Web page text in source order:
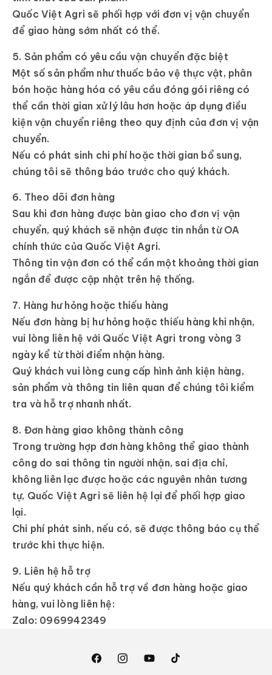
Quốc Việt Agri sẽ phối hợp với đơn vị vận chuyển
để giao hàng sớm nhất có thể.
5. Sản phẩm có yêu cầu vận chuyển đặc biệt
Một số sản phẩm như thuốc bảo vệ thực vật, phân
bón hoặc hàng hóa có yêu cầu đóng gói riêng có
thể cần thời gian xử lý lâu hơn hoặc áp dụng điều
kiện vận chuyển riêng theo quy định của đơn vị vận
chuyển.
Nếu có phát sinh chi phí hoặc thời gian bổ sung,
chúng tôi sẽ thông báo trước cho quý khách.
6. Theo dõi đơn hàng
Sau khi đơn hàng được bàn giao cho đơn vị vận
chuyển, quý khách sẽ nhận được tin nhắn từ OA
chính thức của Quốc Việt Agri.
Thông tin vận đơn có thể cần một khoảng thời gian
ngắn để được cập nhật trên hệ thống.
7. Hàng hư hỏng hoặc thiếu hàng
Nếu đơn hàng bị hư hỏng hoặc thiếu hàng khi nhận,
vui lòng liên hệ với Quốc Việt Agri trong vòng 3
ngàykể từ thời điểm nhận hàng.
Quý khách vui lòng cung cấp hình ảnh kiện hàng,
sản phẩm và thông tin liên quan để chúng tôi kiểm
tra và hỗ trợ nhanh nhất.
8. Đơn hàng giao không thành công
Trong trường hợp đơn hàng không thể giao thành
công do sai thông tin người nhận, sai địa chỉ,
không liên lạc được hoặc các nguyên nhân tương
tự, Quốc Việt Agri sẽ liên hệ lại để phối hợp giao
lại.
Chi phí phát sinh, nếu có, sẽ được thông báo cụ thể
trước khi thực hiện.
9. Liên hệ hỗ trợ
Nếu quý khách cần hỗ trợ về đơn hàng hoặc giao
hàng, vui lòng liên hệ:
Zalo: 0969942349
FacebookInstagramYouTubeTikTok